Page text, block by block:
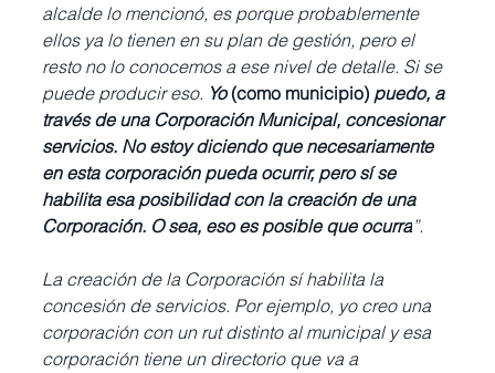
alcalde lo mencionó, es porque probablemente
ellos ya lo tienen en su plan de gestión, pero el
resto no lo conocemos a ese nivel de detalle. Si se
puede producir eso. Yo (como municipio) puedo, a
través de una Corporación Municipal, concesionar
servicios. No estoy diciendo que necesariamente
en esta corporación pueda ocurrir, pero sí se
habilita esa posibilidad con la creación de una
Corporación. O sea, eso es posible que ocurra”.
La creación de la Corporación sí habilita la
concesión de servicios. Por ejemplo, yo creo una
corporación con un rut distinto al municipal y esa
corporación tiene un directorio que va a